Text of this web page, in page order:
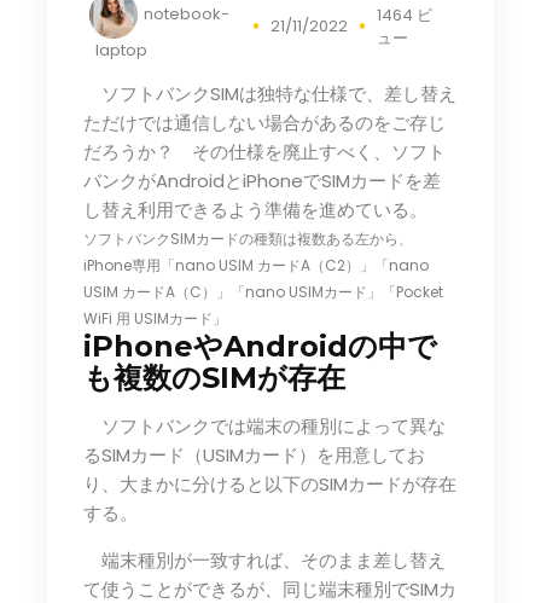
notebook-
laptop
21/11/2022
1464 ビ
ュー
ソフトバンクSIMは独特な仕様で、差し替え
ただけでは通信しない場合があるのをご存じ
だろうか？ その仕様を廃止すべく、ソフト
バンクがAndroidとiPhoneでSIMカードを差
し替え利用できるよう準備を進めている。
ソフトバンクSIMカードの種類は複数ある左から、
iPhone専用「nano USIM カードA（C2）」「nano
USIM カードA（C）」「nano USIMカード」「Pocket
WiFi 用 USIMカード」
iPhoneやAndroidの中で
も複数のSIMが存在
ソフトバンクでは端末の種別によって異な
るSIMカード（USIMカード）を用意してお
り、大まかに分けると以下のSIMカードが存在
する。
端末種別が一致すれば、そのまま差し替え
て使うことができるが、同じ端末種別でSIMカ